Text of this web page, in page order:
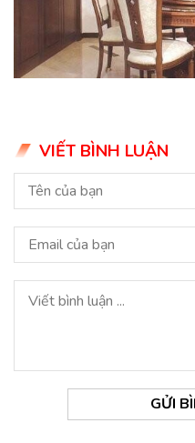
VIẾT BÌNH LUẬN
GỬI